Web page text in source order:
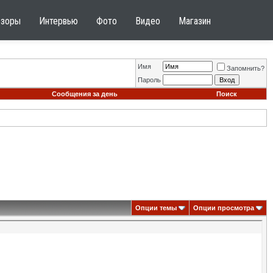
Интервью Фото Видео Магазин
Имя
Запомнить?
Пароль
Сообщения за день
Поиск
Опции темы Опции просмотра